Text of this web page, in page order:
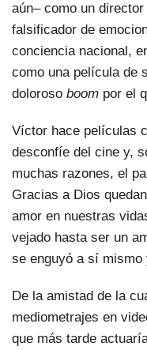
aún– como un
falsificador de
conciencia nacional,
como una película de
doloroso boom por el
Víctor hace películas
desconfíe del cine y,
muchas razones, el
Gracias a Dios
amor en nuestras
vejado hasta ser un
se enguyó a sí mismo
De la amistad de la
mediometrajes en
que más tarde